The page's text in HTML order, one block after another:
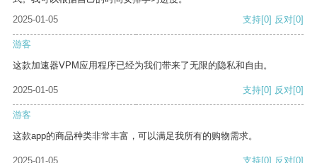
2025-01-05
支持[0] 反对[0]
游客
这款加速器VPM应用程序已经为我们带来了无限的隐私和自由。
2025-01-05 支持[0] 反对[0]
游客
这款app的商品种类非常丰富，可以满足我所有的购物需求。
2025-01-05 支持[0] 反对[0]